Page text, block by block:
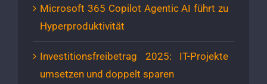
Microsoft 365 Copilot Agentic AI führt zu
Hyperproduktivität
Investitionsfreibetrag 2025: IT-Projekte
umsetzen und doppelt sparen